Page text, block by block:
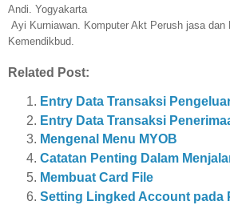
Andi. Yogyakarta
Kurniawan. Komputer Akt Perush jasa dan
Kemendikbud.
Related Post:
Entry Data Transaksi
Entry Data Transaksi
Mengenal Menu MYOB
Catatan Penting Dalam
Membuat Card File
Setting Lingked Account pada